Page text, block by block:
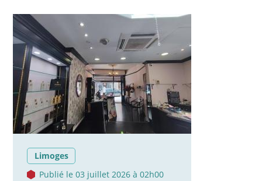
Limoges
Publié le 03 juillet 2026 à 02h00